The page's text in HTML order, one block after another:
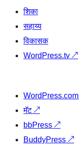
शिका
सहाय्य
विकासक
WordPress.tv ↗
WordPress.com
मॅट↗
bbPress ↗
BuddyPress ↗